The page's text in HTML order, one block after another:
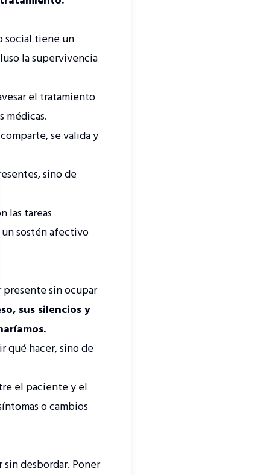
social tiene un
la supervivencia
el tratamiento
médicas.
se valida y
sino de
las tareas
sostén afectivo
presente sin ocupar
sus silencios y
qué hacer, sino de
el paciente y el
o cambios
desbordar. Poner